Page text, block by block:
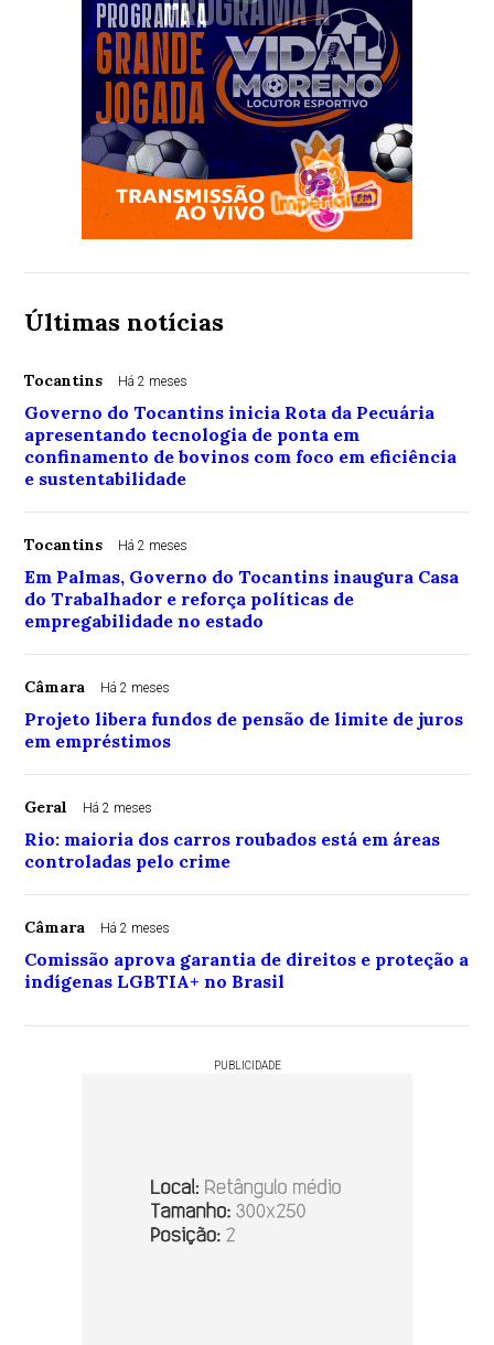
Últimas notícias
Tocantins Há 2 meses
Governo do Tocantins inicia Rota da Pecuária
apresentando tecnologia de ponta em
confinamento de bovinos com foco em eficiência
e sustentabilidade
Tocantins Há 2 meses
Em Palmas, Governo do Tocantins inaugura Casa
do Trabalhador e reforça políticas de
empregabilidade no estado
Câmara Há 2 meses
Projeto libera fundos de pensão de limite de juros
em empréstimos
Geral Há 2 meses
Rio: maioria dos carros roubados está em áreas
controladas pelo crime
Câmara Há 2 meses
Comissão aprova garantia de direitos e proteção a
indígenas LGBTIA+ no Brasil
PUBLICIDADE